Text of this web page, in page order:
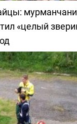
«целый